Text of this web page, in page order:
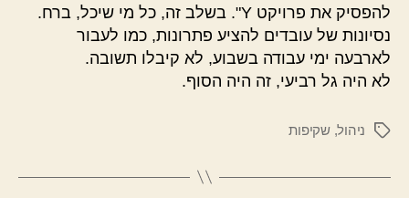
להפסיק את פרויקט Y". בשלב זה, כל מי שיכל, ברח.
נסיונות של עובדים להציע פתרונות, כמו לעבור
לארבעה ימי עבודה בשבוע, לא קיבלו תשובה.
לא היה גל רביעי, זה היה הסוף.
תגיותניהול,שקיפות